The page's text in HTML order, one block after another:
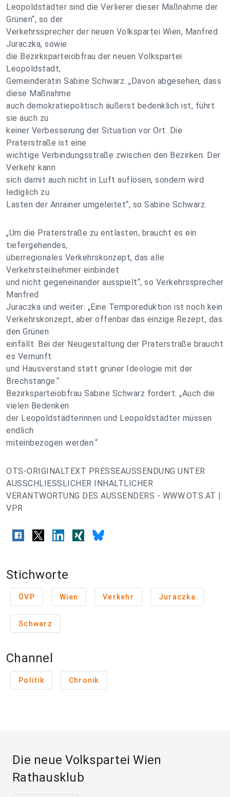
Leopoldstädter sind die Verlierer dieser Maßnahme der
Grünen“, so der
Verkehrssprecher der neuen Volkspartei Wien, Manfred
Juraczka, sowie
die Bezirksparteiobfrau der neuen Volkspartei
Leopoldstadt,
Gemeinderätin Sabine Schwarz. „Davon abgesehen, dass
diese Maßnahme
auch demokratiepolitisch äußerst bedenklich ist, führt
sie auch zu
keiner Verbesserung der Situation vor Ort. Die
Praterstraße ist eine
wichtige Verbindungsstraße zwischen den Bezirken. Der
Verkehr kann
sich damit auch nicht in Luft auflösen, sondern wird
lediglich zu
Lasten der Anrainer umgeleitet“, so Sabine Schwarz.
„Um die Praterstraße zu entlasten, braucht es ein
tiefergehendes,
überregionales Verkehrskonzept, das alle
Verkehrsteilnehmer einbindet
und nicht gegeneinander ausspielt“, so Verkehrssprecher
Manfred
Juraczka und weiter: „Eine Temporeduktion ist noch kein
Verkehrskonzept, aber offenbar das einzige Rezept, das
den Grünen
einfällt. Bei der Neugestaltung der Praterstraße braucht
es Vernunft
und Hausverstand statt grüner Ideologie mit der
Brechstange.“
Bezirksparteiobfrau Sabine Schwarz fordert: „Auch die
vielen Bedenken
der Leopoldstädterinnen und Leopoldstädter müssen
endlich
miteinbezogen werden.“
OTS-ORIGINALTEXT PRESSEAUSSENDUNG UNTER
AUSSCHLIESSLICHER INHALTLICHER
VERANTWORTUNG DES AUSSENDERS - WWW.OTS.AT |
VPR
Stichworte
ÖVP Wien Verkehr Juraczka
Schwarz
Channel
Politik Chronik
Die neue Volkspartei Wien
Rathausklub